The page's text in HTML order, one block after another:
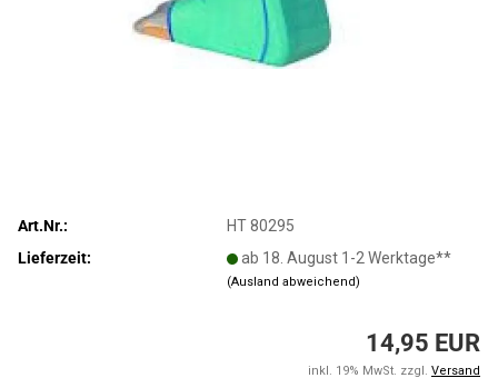
Art.Nr.:
HT 80295
Lieferzeit:
ab 18. August 1-2 Werktage**
(Ausland abweichend)
14,95 EUR
inkl. 19% MwSt. zzgl. Versand